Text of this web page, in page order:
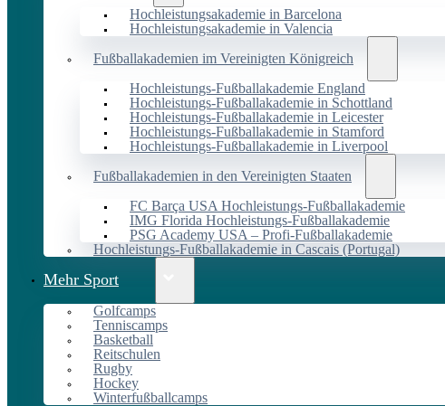
Hochleistungsakademie in Barcelona
Hochleistungsakademie in Valencia
Fußballakademien im Vereinigten Königreich
Hochleistungs-Fußballakademie England
Hochleistungs-Fußballakademie in Schottland
Hochleistungs-Fußballakademie in Leicester
Hochleistungs-Fußballakademie in Stamford
Hochleistungs-Fußballakademie in Liverpool
Fußballakademien in den Vereinigten Staaten
FC Barça USA Hochleistungs-Fußballakademie
IMG Florida Hochleistungs-Fußballakademie
PSG Academy USA – Profi-Fußballakademie
Hochleistungs-Fußballakademie in Cascais (Portugal)
Mehr Sport
Golfcamps
Tenniscamps
Basketball
Reitschulen
Rugby
Hockey
Winterfußballcamps